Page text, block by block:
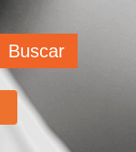
Buscar